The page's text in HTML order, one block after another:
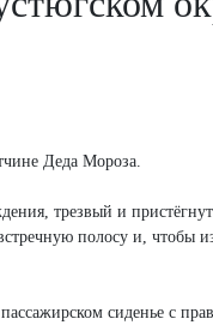
Деда Мороза.
трезвый и
полосу и, чтобы
сиденье с